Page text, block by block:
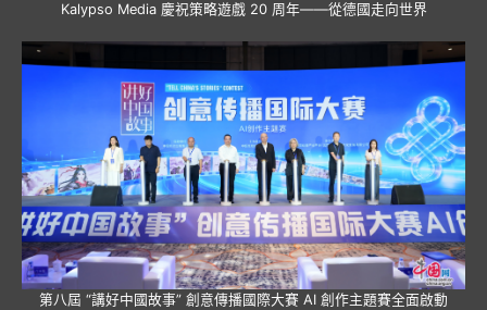
Kalypso Media 慶祝策略遊戲 20 周年——從德國走向世界
第八屆 “講好中國故事” 創意傳播國際大賽 AI 創作主題賽全面啟動